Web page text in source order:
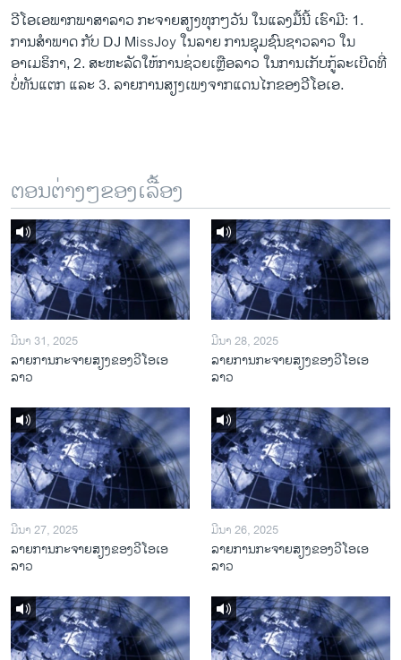
ພາສາຕ່າງໆ
ວີ​ໂອ​ເອພາກ​ພາສາ​ລາວ​ ກະຈາຍສຽງ​ທຸກໆ​ວັນ ໃນ​ແລງມື້ນີ້ ເຮົາ​ມີ: 1. ​
ການ​ສຳພາດ ກັບ DJ MissJoy ໃນລາຍ ການຊຸມຊົນຊາວລາວ ໃນ
ອາເມຣິກາ, 2. ສະ​ຫະ​ລັດໃຫ້​ການ​ຊ່ວຍ​ເຫຼືອ​ລາວ ໃນ​ການ​ເກັບ​ກູ້​ລະ​ເບີດ​ທີ່​
ບໍ່​ທັນ​ແຕກ ແລະ 3. ລາຍ​ການ​ສຽງ​ເພງ​ຈາກ​ແດນ​ໄກ​ຂອງວີ​ໂອ​ເອ.
ຕອນຕ່າງໆຂອງເລື້ອງ
ມີນາ 31, 2025
ລາຍການກະຈາຍສຽງຂອງວີໂອເອ
ລາວ
ມີນາ 28, 2025
ລາຍການກະຈາຍສຽງຂອງວີໂອເອ
ລາວ
ມີນາ 27, 2025
ລາຍການກະຈາຍສຽງຂອງວີໂອເອ
ລາວ
ມີນາ 26, 2025
ລາຍການກະຈາຍສຽງຂອງວີໂອເອ
ລາວ